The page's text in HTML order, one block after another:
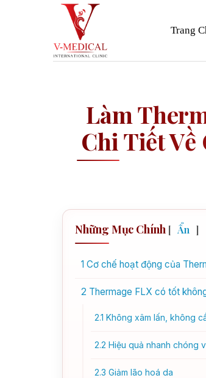
Trang
Làm
Chi Tiết Về
Những Mục Chính [ Ẩn ]
1 Cơ chế hoạt động của
2 Thermage FLX có tốt
2.1 Không xâm lấn, không
2.2 Hiệu quả nhanh chóng
2.3 Giảm lão hoá da